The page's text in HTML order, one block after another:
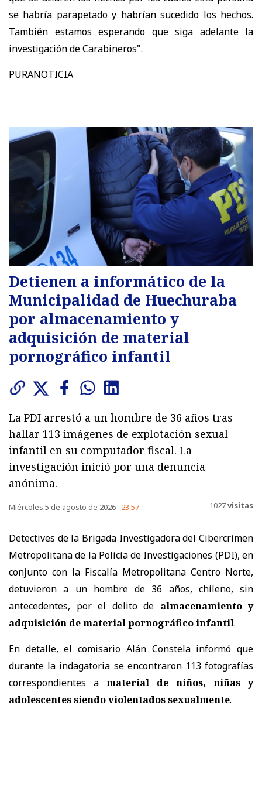
se habría parapetado y habrían sucedido los hechos.
También estamos esperando que siga adelante la
investigación de Carabineros".
PURANOTICIA
Detienen a informático de la
Municipalidad de Huechuraba
por almacenamiento y
adquisición de material
pornográfico infantil
La PDI arrestó a un hombre de 36 años tras
hallar 113 imágenes de explotación sexual
infantil en su computador fiscal. La
investigación inició por una denuncia
anónima.
Miércoles 5 de agosto de 2026 23:57 1027visitas
Detectives de la Brigada Investigadora del Cibercrimen
Metropolitana de la Policía de Investigaciones (PDI), en
conjunto con la Fiscalía Metropolitana Centro Norte,
detuvieron a un hombre de 36 años, chileno, sin
antecedentes, por el delito de almacenamiento y
adquisición de material pornográfico infantil.
En detalle, el comisario Alán Constela informó que
durante la indagatoria se encontraron 113 fotografías
correspondientes a material de niños, niñas y
adolescentes siendo violentados sexualmente.